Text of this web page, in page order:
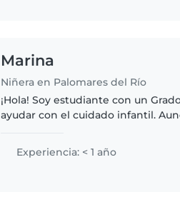
Marina
Niñera en Palomares del Río
¡Hola! Soy estudiante con un
ayudar con el cuidado infantil.
responsable. Me encanta leer..
Experiencia: < 1 año